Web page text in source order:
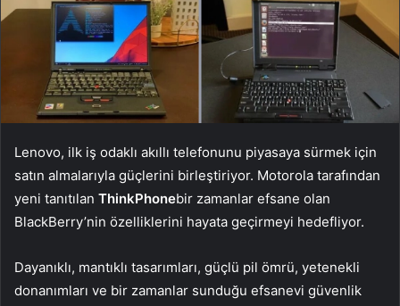
Lenovo, ilk iş odaklı akıllı telefonunu piyasaya sürmek için
satın almalarıyla güçlerini birleştiriyor. Motorola tarafından
yeni tanıtılan ThinkPhonebir zamanlar efsane olan
BlackBerry’nin özelliklerini hayata geçirmeyi hedefliyor.
Dayanıklı, mantıklı tasarımları, güçlü pil ömrü, yetenekli
donanımları ve bir zamanlar sunduğu efsanevi güvenlik